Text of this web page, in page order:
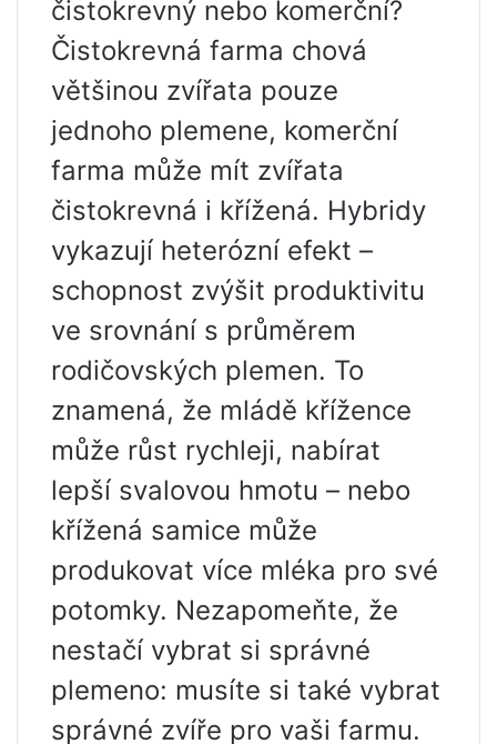
čistokrevný nebo komerční?
Čistokrevná farma chová
většinou zvířata pouze
jednoho plemene, komerční
farma může mít zvířata
čistokrevná i křížená. Hybridy
vykazují heterózní efekt –
schopnost zvýšit produktivitu
ve srovnání s průměrem
rodičovských plemen. To
znamená, že mládě křížence
může růst rychleji, nabírat
lepší svalovou hmotu – nebo
křížená samice může
produkovat více mléka pro své
potomky. Nezapomeňte, že
nestačí vybrat si správné
plemeno: musíte si také vybrat
správné zvíře pro vaši farmu.